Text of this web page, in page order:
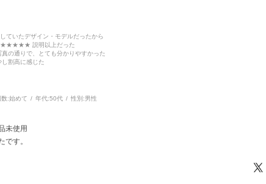
ていたデザイン・モデルだったから
説明以上だった
通りで、とても分かりやすかった
高に感じた
数:始めて 年代:50代 性別:男性
未使用
です。